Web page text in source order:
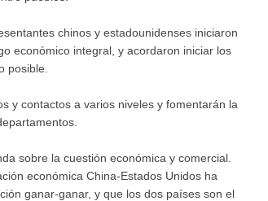
chinos y estadounidenses iniciaron
económico integral, y acordaron iniciar los
posible.
y contactos a varios niveles y fomentarán la
sobre la cuestión económica y comercial.
económica China-Estados Unidos ha
ganar-ganar, y que los dos países son el